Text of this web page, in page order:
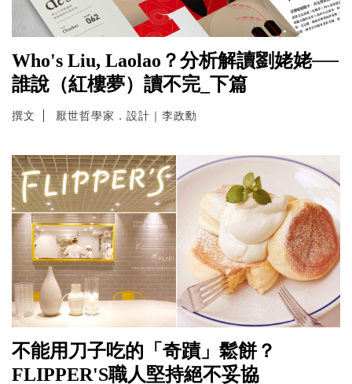
Who's Liu, Laolao？分析解讀劉姥姥──
誰說（紅樓夢）讀不完_下篇
撰文 厭世哲學家．設計｜李政勳
不能用刀子吃的「奇蹟」鬆餅？
FLIPPER'S職人堅持絕不妥協